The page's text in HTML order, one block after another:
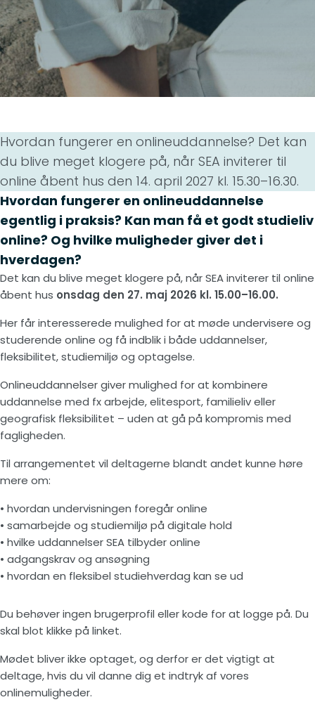
Hvordan fungerer en onlineuddannelse? Det kan
du blive meget klogere på, når SEA inviterer til
online åbent hus den 14. april 2027 kl. 15.30–16.30.
Hvordan fungerer en onlineuddannelse
egentlig i praksis? Kan man få et godt studieliv
online? Og hvilke muligheder giver det i
hverdagen?
Det kan du blive meget klogere på, når SEA inviterer til online
åbent hus onsdag den 27. maj 2026 kl. 15.00–16.00.
Her får interesserede mulighed for at møde undervisere og
studerende online og få indblik i både uddannelser,
fleksibilitet, studiemiljø og optagelse.
Onlineuddannelser giver mulighed for at kombinere
uddannelse med fx arbejde, elitesport, familieliv eller
geografisk fleksibilitet – uden at gå på kompromis med
fagligheden.
Til arrangementet vil deltagerne blandt andet kunne høre
mere om:
• hvordan undervisningen foregår online
• samarbejde og studiemiljø på digitale hold
• hvilke uddannelser SEA tilbyder online
• adgangskrav og ansøgning
• hvordan en fleksibel studiehverdag kan se ud
Du behøver ingen brugerprofil eller kode for at logge på. Du
skal blot klikke på linket.
Mødet bliver ikke optaget, og derfor er det vigtigt at
deltage, hvis du vil danne dig et indtryk af vores
onlinemuligheder.